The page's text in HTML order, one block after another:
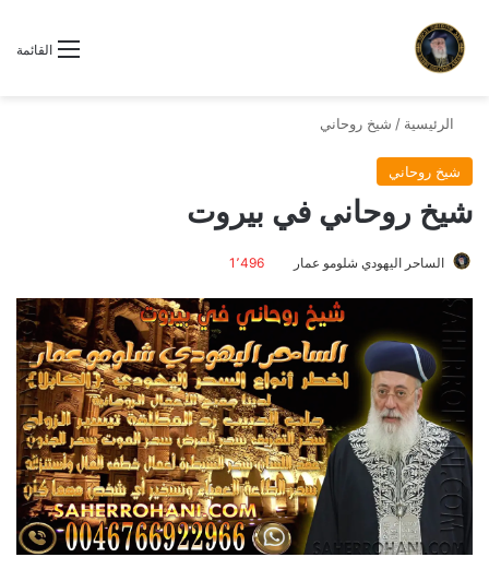
القائمة
الرئيسية / شيخ روحاني
شيخ روحاني
شيخ روحاني في بيروت
الساحر اليهودي شلومو عمار 1٬496